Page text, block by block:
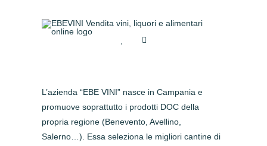
L’azienda “EBE VINI” nasce in Campania e
promuove soprattutto i prodotti DOC della
propria regione (Benevento, Avellino,
Salerno…). Essa seleziona le migliori cantine di